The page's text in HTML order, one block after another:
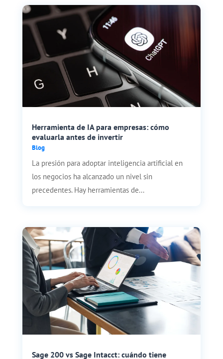
Herramienta de IA para empresas: cómo
evaluarla antes de invertir
Blog
La presión para adoptar inteligencia artificial en
los negocios ha alcanzado un nivel sin
precedentes. Hay herramientas de...
Sage 200 vs Sage Intacct: cuándo tiene